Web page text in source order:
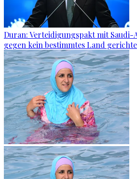
Duran: Verteidigungspakt mit Saudi-
gegen kein bestimmtes Land